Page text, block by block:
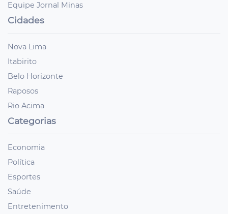
Equipe Jornal Minas
Cidades
Nova Lima
Itabirito
Belo Horizonte
Raposos
Rio Acima
Categorias
Economia
Política
Esportes
Saúde
Entretenimento